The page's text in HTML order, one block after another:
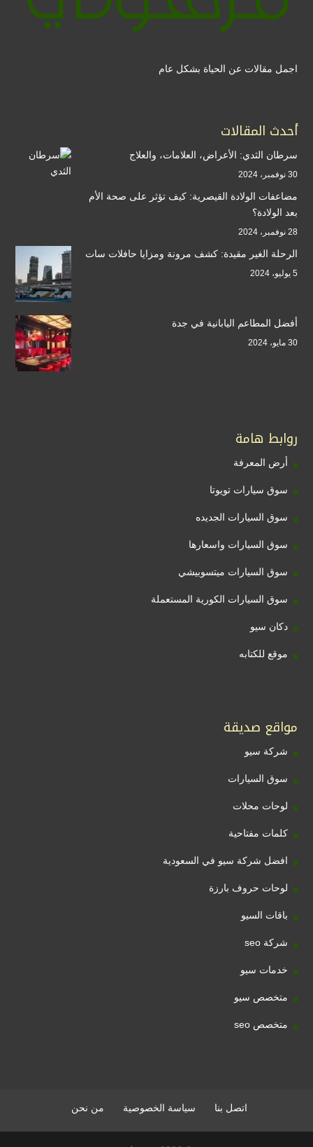
اجمل مقالات عن الحياة بشكل عام
أحدث المقالات
سرطان الثدي: الأعراض، العلامات، والعلاج
30 نوفمبر، 2024
مضاعفات الولادة القيصرية: كيف تؤثر على صحة الأم
بعد الولادة؟
28 نوفمبر، 2024
الرحلة الغير مقيدة: كشف مرونة ومزايا حافلات سات
5 يوليو، 2024
أفضل المطاعم اليابانية في جدة
30 مايو، 2024
روابط هامة
أرض المعرفة
سوق سيارات تويوتا
سوق السيارات الجديده
سوق السيارات واسعارها
سوق السيارات ميتسوبيشي
سوق السيارات الكورية المستعملة
دكان سيو
موقع للكتابه
مواقع صديقة
شركة سيو
سوق السيارات
لوحات محلات
كلمات مفتاحية
افضل شركة سيو في السعودية
لوحات حروف بارزة
باقات السيو
شركة seo
خدمات سيو
متخصص سيو
متخصص seo
اتصل بنا سياسة الخصوصية من نحن